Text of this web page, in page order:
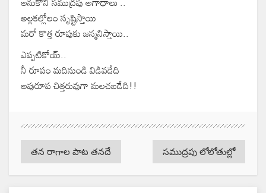
అల్లకల్లోలం సృష్టిస్తాయి
మరో కొత్త రూపుకు జన్మనిస్తాయి..
ఎప్పటికోయ్..
నీ రూపం మదినుండి విడివడేది
అపురూప చిత్తరువుగా మలచబడేది!!
తన రాగాల పాట తనదే సముద్రపు లోలోతుల్లో